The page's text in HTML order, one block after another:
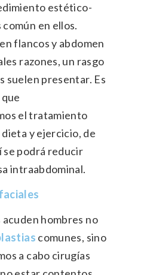
estético-
en ellos.
flancos y abdomen
razones, un rasgo
suelen presentar. Es
el tratamiento
y ejercicio, de
se podrá reducir
intraabdominal.
acuden hombres no
comunes, sino
a cabo cirugías